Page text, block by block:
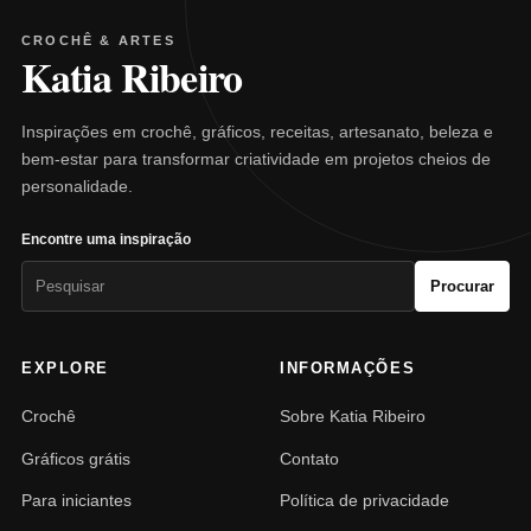
CROCHÊ & ARTES
Katia Ribeiro
Inspirações em crochê, gráficos, receitas, artesanato, beleza e
bem-estar para transformar criatividade em projetos cheios de
personalidade.
Encontre uma inspiração
Procurar
EXPLORE
Crochê
Gráficos grátis
Para iniciantes
INFORMAÇÕES
Sobre Katia Ribeiro
Contato
Política de privacidade